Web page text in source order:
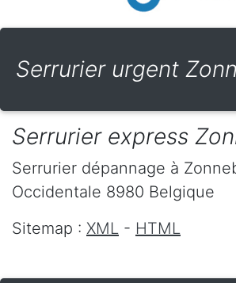
Serrurier urgent
Serrurier express
Serrurier dépannage à
Occidentale 8980 Belgique
Sitemap : XML - HTML